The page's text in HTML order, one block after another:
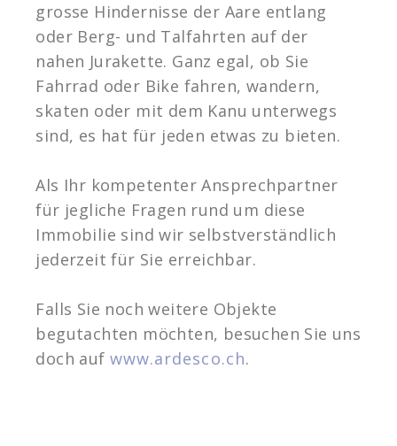
grosse Hindernisse der Aare entlang
oder Berg- und Talfahrten auf der
nahen Jurakette. Ganz egal, ob Sie
Fahrrad oder Bike fahren, wandern,
skaten oder mit dem Kanu unterwegs
sind, es hat für jeden etwas zu bieten.
Als Ihr kompetenter Ansprechpartner
für jegliche Fragen rund um diese
Immobilie sind wir selbstverständlich
jederzeit für Sie erreichbar.
Falls Sie noch weitere Objekte
begutachten möchten, besuchen Sie uns
doch aufwww.ardesco.ch.